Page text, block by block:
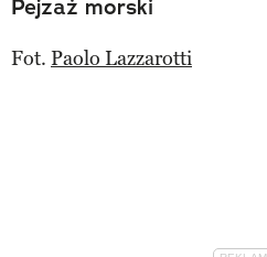
Pejzaż morski
Fot. Paolo Lazzarotti